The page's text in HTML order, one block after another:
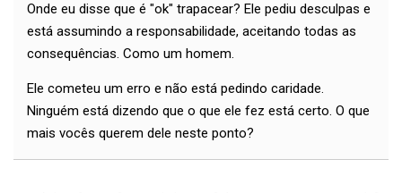
Onde eu disse que é "ok" trapacear? Ele pediu desculpas e
está assumindo a responsabilidade, aceitando todas as
consequências. Como um homem.
Ele cometeu um erro e não está pedindo caridade.
Ninguém está dizendo que o que ele fez está certo. O que
mais vocês querem dele neste ponto?